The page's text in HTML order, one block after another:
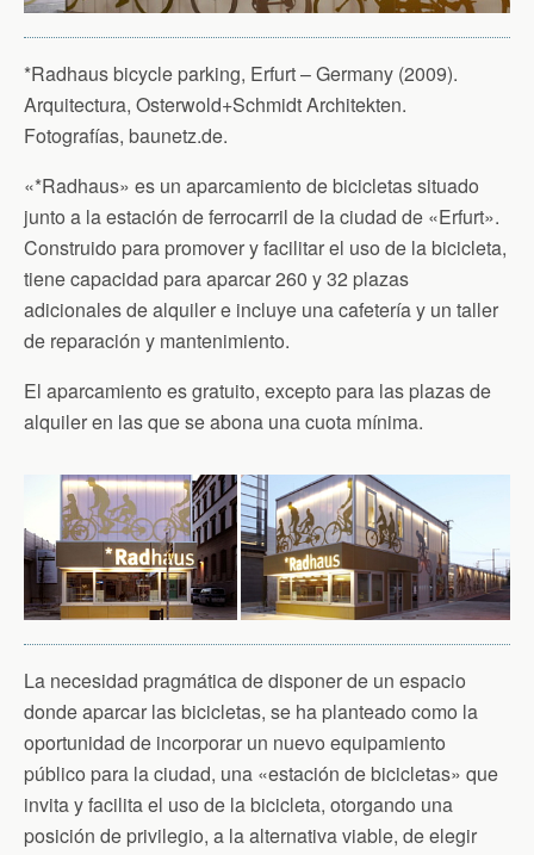
*Radhaus bicycle parking, Erfurt – Germany (2009).
Arquitectura, Osterwold+Schmidt Architekten.
Fotografías, baunetz.de.
«*Radhaus» es un aparcamiento de bicicletas situado
junto a la estación de ferrocarril de la ciudad de «Erfurt».
Construido para promover y facilitar el uso de la bicicleta,
tiene capacidad para aparcar 260 y 32 plazas
adicionales de alquiler e incluye una cafetería y un taller
de reparación y mantenimiento.
El aparcamiento es gratuito, excepto para las plazas de
alquiler en las que se abona una cuota mínima.
La necesidad pragmática de disponer de un espacio
donde aparcar las bicicletas, se ha planteado como la
oportunidad de incorporar un nuevo equipamiento
público para la ciudad, una «estación de bicicletas» que
invita y facilita el uso de la bicicleta, otorgando una
posición de privilegio, a la alternativa viable, de elegir